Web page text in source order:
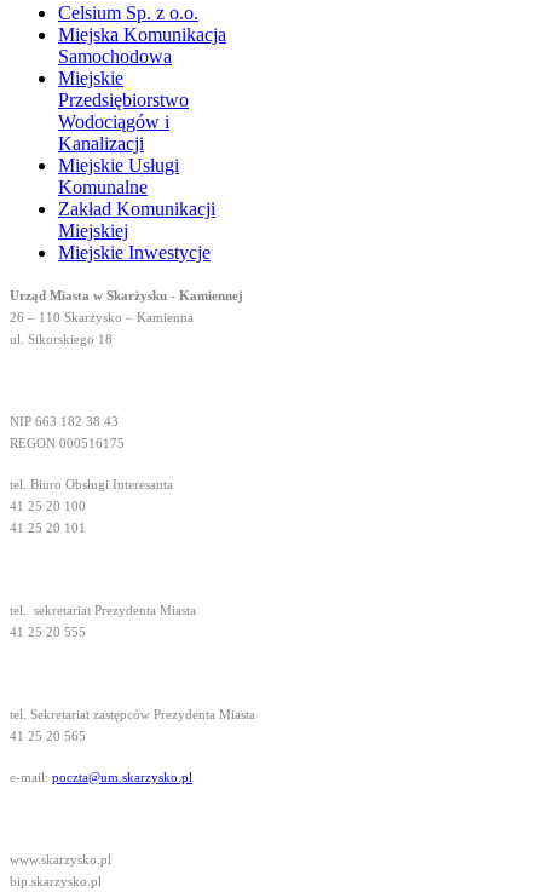
Celsium Sp. z o.o.
Miejska Komunikacja
Samochodowa
Miejskie
Przedsiębiorstwo
Wodociągów i
Kanalizacji
Miejskie Usługi
Komunalne
Zakład Komunikacji
Miejskiej
Miejskie Inwestycje
Urząd Miasta w Skarżysku - Kamiennej
26 – 110 Skarżysko – Kamienna
ul. Sikorskiego 18
NIP 663 182 38 43
REGON 000516175
tel. Biuro Obsługi Interesanta
41 25 20 100
41 25 20 101
tel. sekretariat Prezydenta Miasta
41 25 20 555
tel. Sekretariat zastępców Prezydenta Miasta
41 25 20 565
e-mail: poczta@um.skarzysko.pl
www.skarzysko.pl
bip.skarzysko.pl